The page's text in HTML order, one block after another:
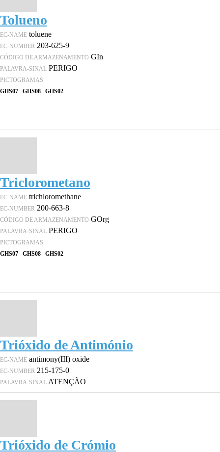
Tolueno
EC-NAME toluene
EC-NUMBER 203-625-9
CÓDIGO DE ARMAZENAMENTO GIn
PALAVRA-SINAL PERIGO
PICTOGRAMAS
GHS07
GHS08 GHS02
Triclorometano
EC-NAME trichloromethane
EC-NUMBER 200-663-8
CÓDIGO DE ARMAZENAMENTO GOrg
PALAVRA-SINAL PERIGO
PICTOGRAMAS
GHS07
GHS08 GHS02
Trióxido de Antimónio
EC-NAME antimony(III) oxide
EC-NUMBER 215-175-0
PALAVRA-SINAL ATENÇÃO
Trióxido de Crómio